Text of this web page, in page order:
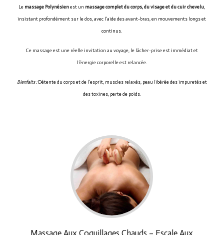
Le massage Polynésienest un massage complet du corps, du visage et du cuir chevelu,
insistant profondément sur le dos, avec l’aide des avant-bras, en mouvements longs et
continus.
Ce massage est une réelle invitation au voyage, le lâcher-prise est immédiat et
l’énergie corporelle est relancée.
Bienfaits :Détente du corps et de l’esprit, muscles relaxés, peau libérée des impuretés et
des toxines, perte de poids.
Massage Aux Coquillages Chauds – Escale Aux